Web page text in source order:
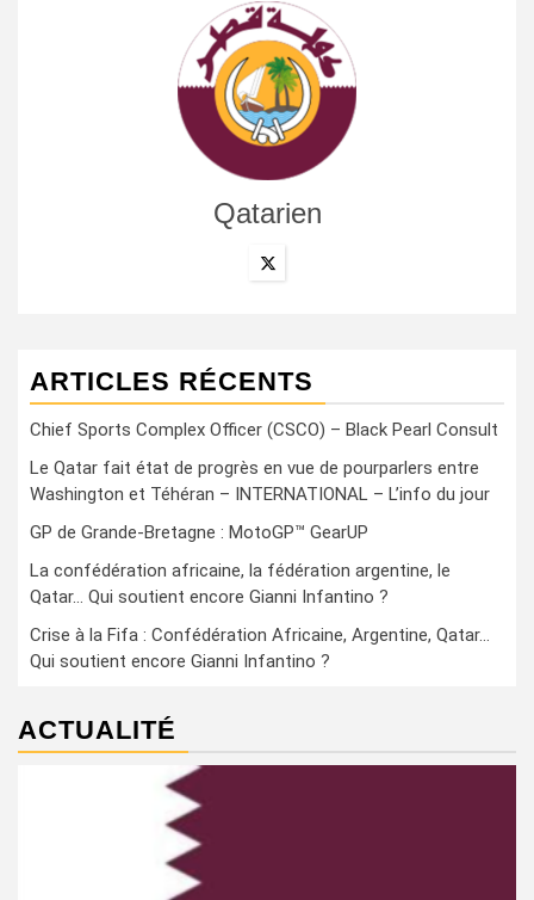
Qatarien
ARTICLES RÉCENTS
Chief Sports Complex Officer (CSCO) – Black Pearl Consult
Le Qatar fait état de progrès en vue de pourparlers entre
Washington et Téhéran – INTERNATIONAL – L’info du jour
GP de Grande-Bretagne : MotoGP™ GearUP
La confédération africaine, la fédération argentine, le
Qatar… Qui soutient encore Gianni Infantino ?
Crise à la Fifa : Confédération Africaine, Argentine, Qatar…
Qui soutient encore Gianni Infantino ?
ACTUALITÉ